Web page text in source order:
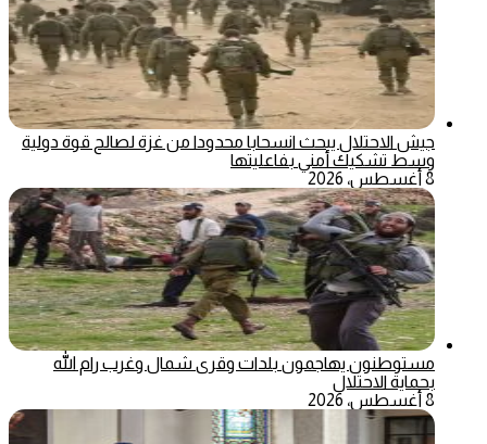
جيش الاحتلال يبحث انسحابا محدودا من غزة لصالح قوة دولية
وسط تشكيك أمني بفاعليتها
8 أغسطس، 2026
مستوطنون يهاجمون بلدات وقرى شمال وغرب رام الله
بحماية الاحتلال
8 أغسطس، 2026